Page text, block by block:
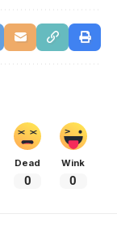
Dead
0
Wink
0